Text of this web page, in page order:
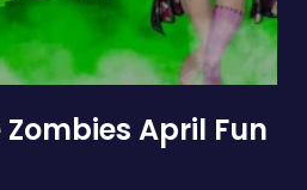
April Fun